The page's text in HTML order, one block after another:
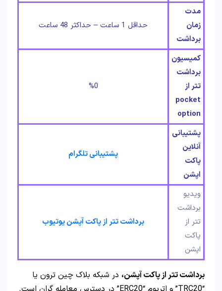
مدت
زمان
برداشت
حداقل 1 ساعت – حداکثر 48 ساعت
کمیسیون
برداشت
تتر از
pocket
option
%0
پشتیبانی
آنلاین
پاکت
اپشن
پشتیبانی تلگرام
ویدیو
برداشت
تتر از
پاکت
اپشن
برداشت تتر از پاکت آپشن یوتیوب
برداشت تتر از پاکت آپشن، در شبکه بلاک چین ترون یا